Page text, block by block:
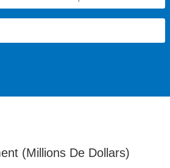
(Millions De Dollars)